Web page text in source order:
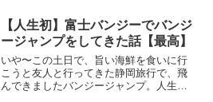
に！楽しかった！楽しかっ...
【人生初】富士バンジーでバンジ
ージャンプをしてきた話【最高】
いや〜この土日で、旨い海鮮を食いに行
こうと友人と行ってきた静岡旅行で、飛
んできましたバンジージャンプ。人生